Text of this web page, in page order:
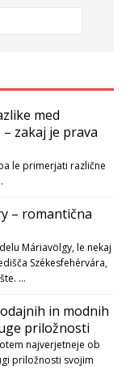
med
zakaj je prava
le primerjati različne
– romantična
Máriavölgy, le nekaj
Székesfehérvára,
…
in modnih
priložnosti
najverjetneje ob
priložnosti svojim